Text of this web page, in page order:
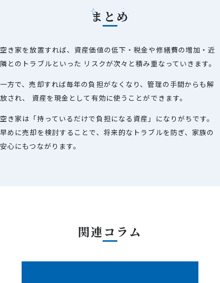
まとめ
空き家を放置すれば、資産価値の低下・税金や修繕費の増加・近
隣とのトラブルといった リスクが次々と積み重なっていきます。
一方で、売却すれば毎年の負担がなくなり、管理の手間からも解
放され、
資産を現金として有効に使うことができます。
空き家は「持っているだけで負担になる資産」になりがちです。
早めに売却を検討することで、将来的なトラブルを防ぎ、家族の
安心にもつながります。
関連コラム